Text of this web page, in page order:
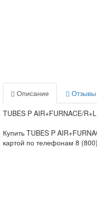
Описание Отзывы
TUBES P AIR+FURNACE/
Купить TUBES P
картой по телефонам 8